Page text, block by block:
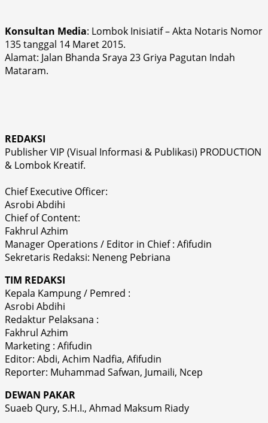
Konsultan Media: Lombok Inisiatif – Akta Notaris Nomor
135 tanggal 14 Maret 2015.
Alamat: Jalan Bhanda Sraya 23 Griya Pagutan Indah
Mataram.
REDAKSI
Publisher VIP (Visual Informasi & Publikasi) PRODUCTION
& Lombok Kreatif.
Chief Executive Officer:
Asrobi Abdihi
Chief of Content:
Fakhrul Azhim
Manager Operations / Editor in Chief : Afifudin
Sekretaris Redaksi: Neneng Pebriana
TIM REDAKSI
Kepala Kampung / Pemred :
Asrobi Abdihi
Redaktur Pelaksana :
Fakhrul Azhim
Marketing : Afifudin
Editor: Abdi, Achim Nadfia, Afifudin
Reporter: Muhammad Safwan, Jumaili, Ncep
DEWAN PAKAR
Suaeb Qury, S.H.I., Ahmad Maksum Riady